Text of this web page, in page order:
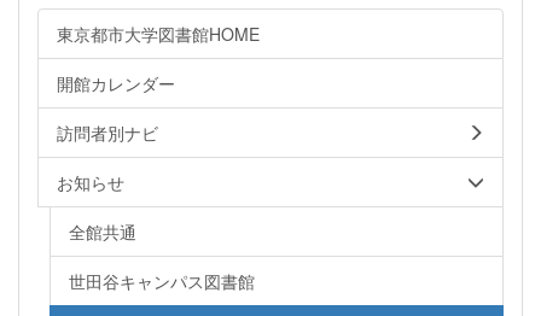
東京都市大学図書館HOME
開館カレンダー
訪問者別ナビ
お知らせ
全館共通
世田谷キャンパス図書館